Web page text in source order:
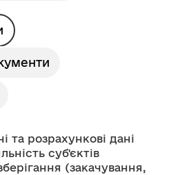
та розрахункові дані
суб'єктів
(закачування,